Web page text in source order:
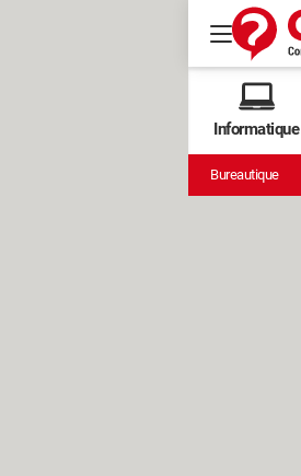
Informatique
Bureautique